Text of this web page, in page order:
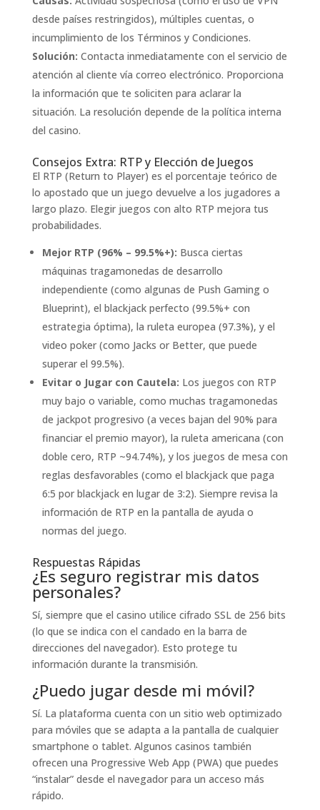
desde países restringidos), múltiples cuentas, o
incumplimiento de los Términos y Condiciones.
Solución: Contacta inmediatamente con el servicio de
atención al cliente vía correo electrónico. Proporciona
la información que te soliciten para aclarar la
situación. La resolución depende de la política interna
del casino.
Consejos Extra: RTP y Elección de Juegos
El RTP (Return to Player) es el porcentaje teórico de
lo apostado que un juego devuelve a los jugadores a
largo plazo. Elegir juegos con alto RTP mejora tus
probabilidades.
Mejor RTP (96% – 99.5%+): Busca ciertas
máquinas tragamonedas de desarrollo
independiente (como algunas de Push Gaming o
Blueprint), el blackjack perfecto (99.5%+ con
estrategia óptima), la ruleta europea (97.3%), y el
video poker (como Jacks or Better, que puede
superar el 99.5%).
Evitar o Jugar con Cautela: Los juegos con RTP
muy bajo o variable, como muchas tragamonedas
de jackpot progresivo (a veces bajan del 90% para
financiar el premio mayor), la ruleta americana (con
doble cero, RTP ~94.74%), y los juegos de mesa con
reglas desfavorables (como el blackjack que paga
6:5 por blackjack en lugar de 3:2). Siempre revisa la
información de RTP en la pantalla de ayuda o
normas del juego.
Respuestas Rápidas
¿Es seguro registrar mis datos
personales?
Sí, siempre que el casino utilice cifrado SSL de 256 bits
(lo que se indica con el candado en la barra de
direcciones del navegador). Esto protege tu
información durante la transmisión.
¿Puedo jugar desde mi móvil?
Sí. La plataforma cuenta con un sitio web optimizado
para móviles que se adapta a la pantalla de cualquier
smartphone o tablet. Algunos casinos también
ofrecen una Progressive Web App (PWA) que puedes
“instalar” desde el navegador para un acceso más
rápido.